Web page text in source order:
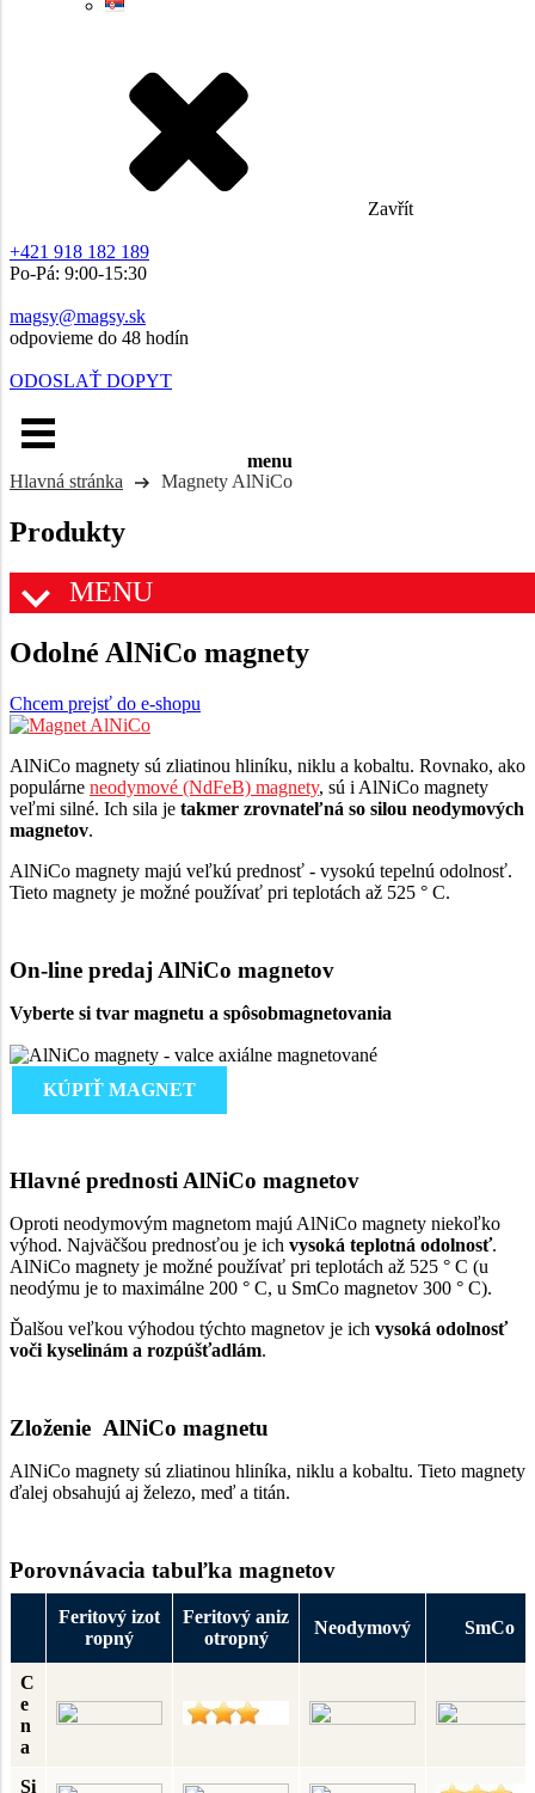
Zavřít
+421 918 182 189
Po-Pá: 9:00-15:30
magsy@magsy.sk
odpovieme do 48 hodín
ODOSLAŤ DOPYT
menu
Hlavná stránka
Magnety AlNiCo
Produkty
MENU
Odolné AlNiCo magnety
Chcem prejsť do e-shopu
AlNiCo magnety sú zliatinou hliníku, niklu a kobaltu. Rovnako, ako
populárne neodymové (NdFeB) magnety, sú i AlNiCo magnety
veľmi silné. Ich sila je takmer zrovnateľná so silou neodymových
magnetov.
AlNiCo magnety majú veľkú prednosť - vysokú tepelnú odolnosť.
Tieto magnety je možné používať pri teplotách až 525 ° C.
On-line predaj AlNiCo magnetov
Vyberte si tvar magnetu a spôsobmagnetovania
KÚPIŤ MAGNET
Hlavné prednosti AlNiCo magnetov
Oproti neodymovým magnetom majú AlNiCo magnety niekoľko
výhod. Najväčšou prednosťou je ich vysoká teplotná odolnosť.
AlNiCo magnety je možné používať pri teplotách až 525 ° C (u
neodýmu je to maximálne 200 ° C, u SmCo magnetov 300 ° C).
Ďalšou veľkou výhodou týchto magnetov je ich vysoká odolnosť
voči kyselinám a rozpúšťadlám.
Zloženie AlNiCo magnetu
AlNiCo magnety sú zliatinou hliníka, niklu a kobaltu. Tieto magnety
ďalej obsahujú aj železo, meď a titán.
Porovnávacia tabuľka magnetov
Feritový izot
ropný
Feritový aniz
otropný
Neodymový SmCo
C
e
n
a
Si